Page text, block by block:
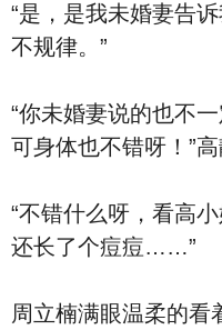
“是，是我未婚妻告
不规律。”
“你未婚妻说的也不
可身体也不错呀！”
“不错什么呀，看高
还长了个痘痘……”
周立楠满眼温柔的看